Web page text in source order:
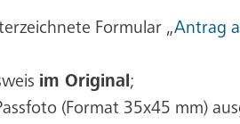
Formular „Antrag
im Original ;
(Format 35x45 mm)